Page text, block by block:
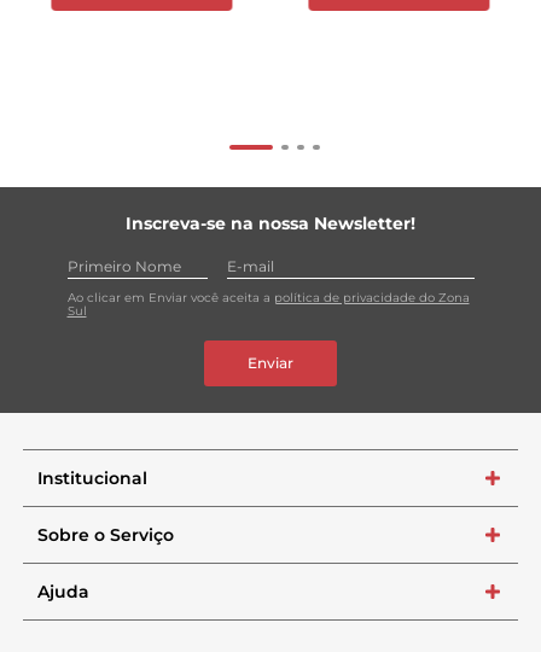
Inscreva-se na nossa Newsletter!
Ao clicar em Enviar você aceita a política de privacidade do Zona
Sul
Enviar
Institucional +
Sobre o Serviço +
Ajuda +